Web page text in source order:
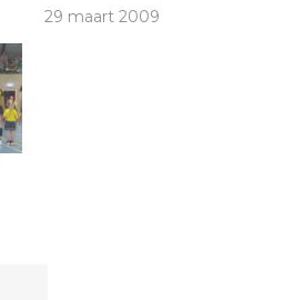
29 maart 2009